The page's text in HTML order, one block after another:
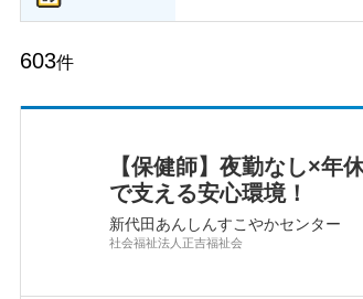
603件
【保健師】夜勤なし×
で支える安心環境！
新代田あんしんすこやかセンター
社会福祉法人正吉福祉会